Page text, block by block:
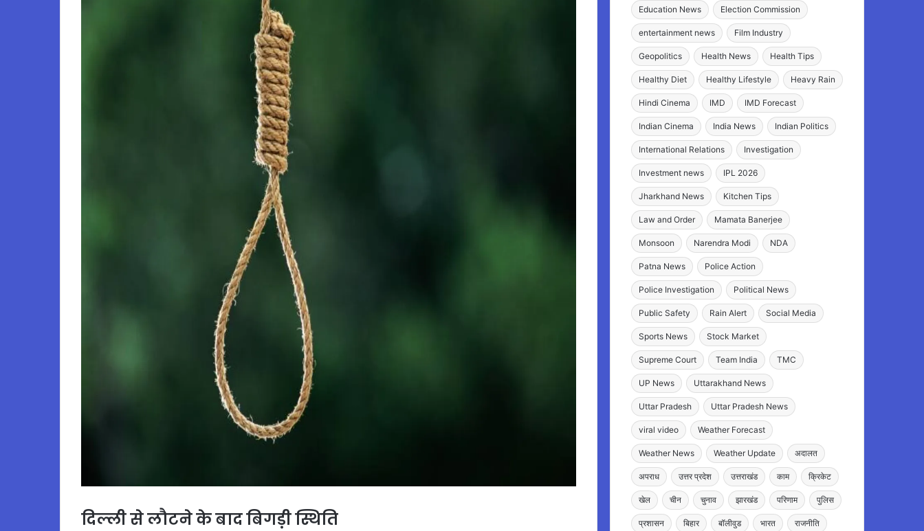
दिल्ली से लौटने के बाद बिगड़ी स्थिति
Education News Election Commission
entertainment news Film Industry
Geopolitics Health News Health Tips
Healthy Diet Healthy Lifestyle Heavy Rain
Hindi Cinema IMD IMD Forecast
Indian Cinema India News Indian Politics
International Relations Investigation
Investment news IPL 2026
Jharkhand News Kitchen Tips
Law and Order Mamata Banerjee
Monsoon Narendra Modi NDA
Patna News Police Action
Police Investigation Political News
Public Safety Rain Alert Social Media
Sports News Stock Market
Supreme Court Team India TMC
UP News Uttarakhand News
Uttar Pradesh Uttar Pradesh News
viral video Weather Forecast
Weather News Weather Update अदालत
अपराध उत्तर प्रदेश उत्तराखंड काम क्रिकेट
खेल चीन चुनाव झारखंड परिणाम पुलिस
प्रशासन बिहार बॉलीवुड भारत राजनीति